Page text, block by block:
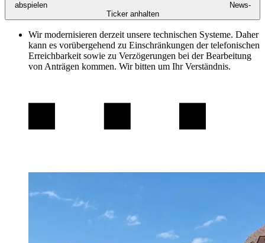
abspielen
News-
Ticker anhalten
Wir modernisieren derzeit unsere technischen Systeme. Daher
kann es vorübergehend zu Einschränkungen der telefonischen
Erreichbarkeit sowie zu Verzögerungen bei der Bearbeitung
von Anträgen kommen. Wir bitten um Ihr Verständnis.